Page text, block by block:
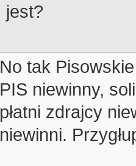
jest?
No tak Pisowskie
PIS niewinny,
płatni zdrajcy
niewinni.